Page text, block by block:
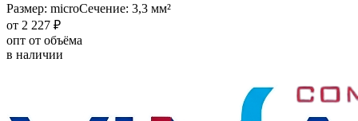
Размер: microСечение: 3,3 мм²
от 2 227 ₽
опт от объёма
в наличии